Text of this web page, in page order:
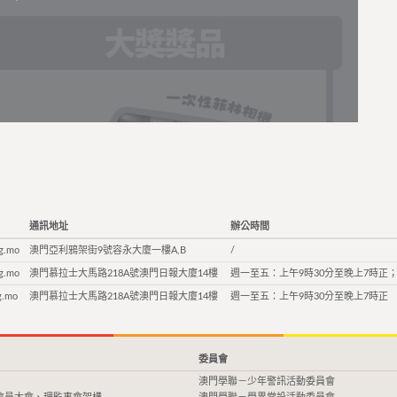
通訊地址 辦公時間
澳門亞利鴉架街9號容永大廈一樓A,B /
澳門慕拉士大馬路218A號澳門日報大廈14樓 週一至五：上午9時30分至晚上7時正
澳門慕拉士大馬路218A號澳門日報大廈14樓 週一至五：上午9時30分至晚上7時正
委員會
澳門學聯－少年警訊活動委員會